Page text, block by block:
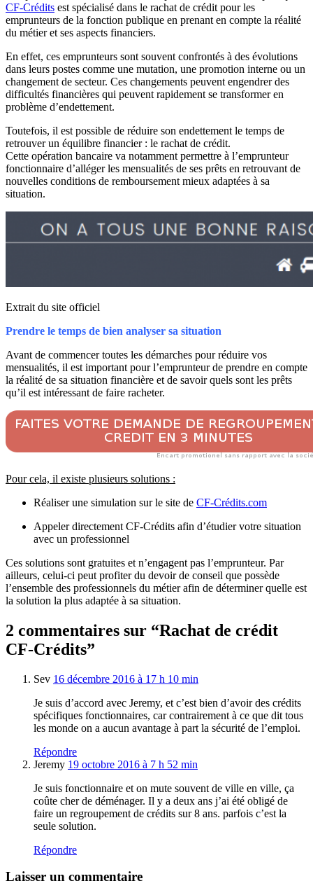
CF-Crédits est spécialisé dans le rachat de crédit pour les
emprunteurs de la fonction publique en prenant en compte la réalité
du métier et ses aspects financiers.
En effet, ces emprunteurs sont souvent confrontés à des évolutions
dans leurs postes comme une mutation, une promotion interne ou un
changement de secteur. Ces changements peuvent engendrer des
difficultés financières qui peuvent rapidement se transformer en
problème d’endettement.
Toutefois, il est possible de réduire son endettement le temps de
retrouver un équilibre financier : le rachat de crédit.
Cette opération bancaire va notamment permettre à l’emprunteur
fonctionnaire d’alléger les mensualités de ses prêts en retrouvant de
nouvelles conditions de remboursement mieux adaptées à sa
situation.
Extrait du site officiel
Prendre le temps de bien analyser sa situation
Avant de commencer toutes les démarches pour réduire vos
mensualités, il est important pour l’emprunteur de prendre en compte
la réalité de sa situation financière et de savoir quels sont les prêts
qu’il est intéressant de faire racheter.
Pour cela, il existe plusieurs solutions :
Réaliser une simulation sur le site de CF-Crédits.com
Appeler directement CF-Crédits afin d’étudier votre situation
avec un professionnel
Ces solutions sont gratuites et n’engagent pas l’emprunteur. Par
ailleurs, celui-ci peut profiter du devoir de conseil que possède
l’ensemble des professionnels du métier afin de déterminer quelle est
la solution la plus adaptée à sa situation.
2 commentaires sur “Rachat de crédit
CF-Crédits”
Sev 16 décembre 2016 à 17 h 10 min
Je suis d’accord avec Jeremy, et c’est bien d’avoir des crédits
spécifiques fonctionnaires, car contrairement à ce que dit tous
les monde on a aucun avantage à part la sécurité de l’emploi.
Répondre
Jeremy 19 octobre 2016 à 7 h 52 min
Je suis fonctionnaire et on mute souvent de ville en ville, ça
coûte cher de déménager. Il y a deux ans j’ai été obligé de
faire un regroupement de crédits sur 8 ans. parfois c’est la
seule solution.
Répondre
Laisser un commentaire